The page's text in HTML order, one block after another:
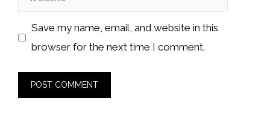
Save my name, email, and website in this
browser for the next time I comment.